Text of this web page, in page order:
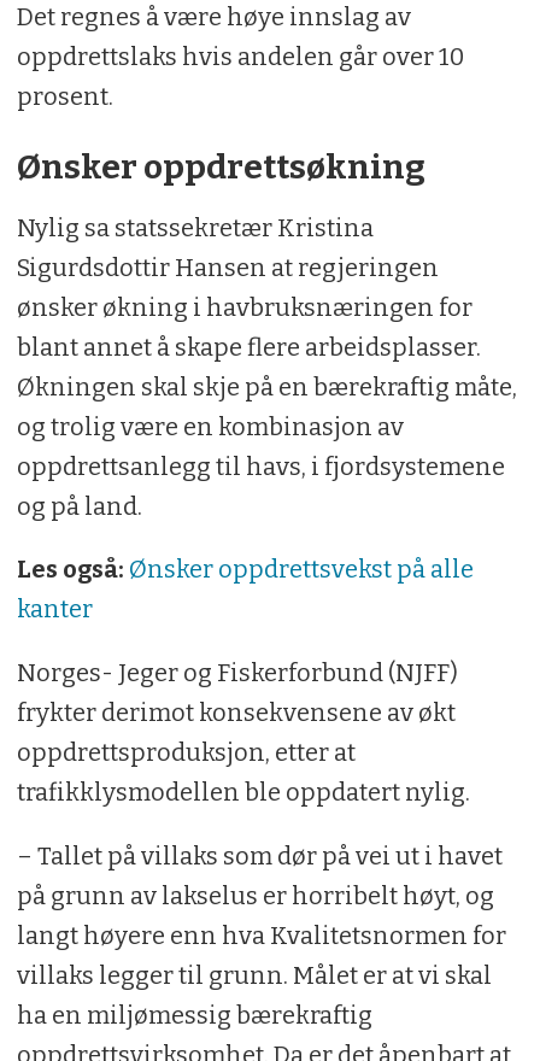
Det regnes å være høye innslag av
oppdrettslaks hvis andelen går over 10
prosent.
Ønsker oppdrettsøkning
Nylig sa statssekretær Kristina
Sigurdsdottir Hansen at regjeringen
ønsker økning i havbruksnæringen for
blant annet å skape flere arbeidsplasser.
Økningen skal skje på en bærekraftig måte,
og trolig være en kombinasjon av
oppdrettsanlegg til havs, i fjordsystemene
og på land.
Les også: Ønsker oppdrettsvekst på alle
kanter
Norges- Jeger og Fiskerforbund (NJFF)
frykter derimot konsekvensene av økt
oppdrettsproduksjon, etter at
trafikklysmodellen ble oppdatert nylig.
– Tallet på villaks som dør på vei ut i havet
på grunn av lakselus er horribelt høyt, og
langt høyere enn hva Kvalitetsnormen for
villaks legger til grunn. Målet er at vi skal
ha en miljømessig bærekraftig